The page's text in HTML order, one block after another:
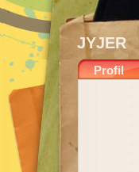
JYJER
Profil